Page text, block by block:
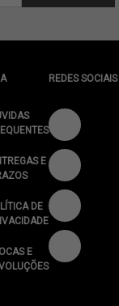
E
DE
E
REDES SOCIAIS